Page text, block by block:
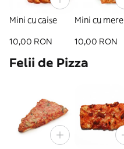
Mini cu caise
10,00 RON
Mini cu mere
10,00 RON
Felii de Pizza